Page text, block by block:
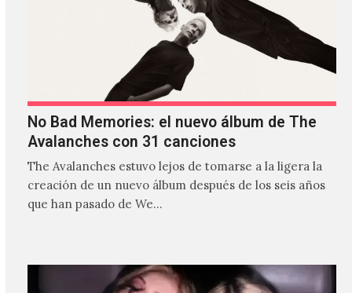
No Bad Memories: el nuevo álbum de The
Avalanches con 31 canciones
The Avalanches estuvo lejos de tomarse a la ligera la
creación de un nuevo álbum después de los seis años
que han pasado de We…